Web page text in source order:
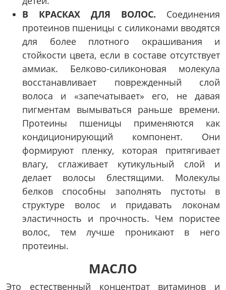
В КРАСКАХ ДЛЯ ВОЛОС. Соединения
протеинов пшеницы с силиконами вводятся
для более плотного окрашивания и
стойкости цвета, если в составе отсутствует
аммиак. Белково-силиконовая молекула
восстанавливает поврежденный слой
волоса и «запечатывает» его, не давая
пигментам вымываться раньше времени.
Протеины пшеницы применяются как
кондиционирующий компонент. Они
формируют пленку, которая притягивает
влагу, сглаживает кутикульный слой и
делает волосы блестящими. Молекулы
белков способны заполнять пустоты в
структуре волос и придавать локонам
эластичность и прочность. Чем пористее
волос, тем лучше проникают в него
протеины.
МАСЛО
Это естественный концентрат витаминов и